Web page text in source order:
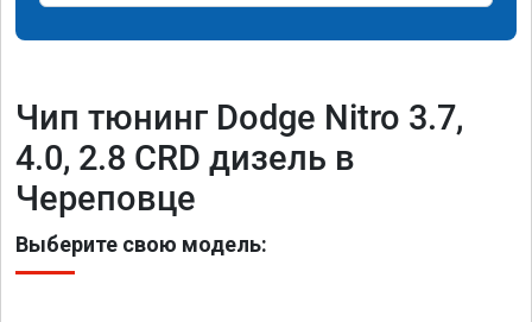
Чип тюнинг Dodge Nitro 3.7,
4.0, 2.8 CRD дизель в
Череповце
Выберите свою модель: